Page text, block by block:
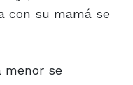
con su mamá se
menor se